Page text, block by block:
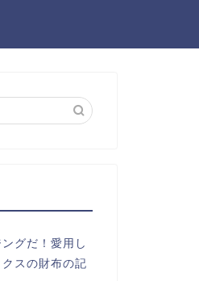
グだ！愛用し
スの財布の記